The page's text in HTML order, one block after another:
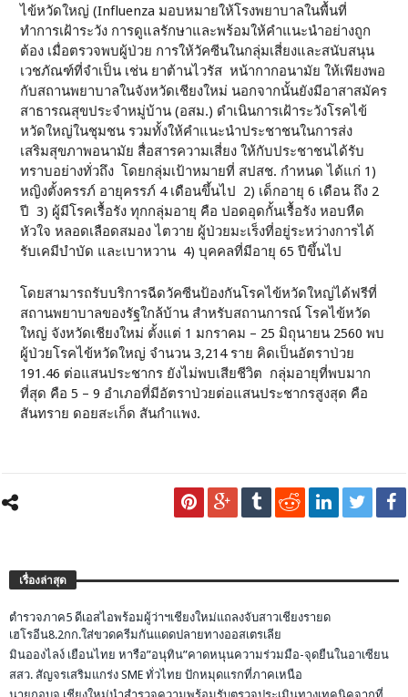
ไข้หวัดใหญ่ (Influenza มอบหมายให้โรงพยาบาลในพื้นที่
ทำการเฝ้าระวัง การดูแลรักษาและพร้อมให้คำแนะนำอย่างถูก
ต้อง เมื่อตรวจพบผู้ป่วย การให้วัคซีนในกลุ่มเสี่ยงและสนับสนุน
เวชภัณฑ์ที่จำเป็น เช่น ยาต้านไวรัส หน้ากากอนามัย ให้เพียงพอ
กับสถานพยาบาลในจังหวัดเชียงใหม่ นอกจากนั้นยังมีอาสาสมัคร
สาธารณสุขประจำหมู่บ้าน (อสม.) ดำเนินการเฝ้าระวังโรคไข้
หวัดใหญ่ในชุมชน รวมทั้งให้คำแนะนำประชาชนในการส่ง
เสริมสุขภาพอนามัย สื่อสารความเสี่ยง ให้กับประชาชนได้รับ
ทราบอย่างทั่วถึง โดยกลุ่มเป้าหมายที่ สปสช. กำหนด ได้แก่ 1)
หญิงตั้งครรภ์ อายุครรภ์ 4 เดือนขึ้นไป 2) เด็กอายุ 6 เดือน ถึง 2
ปี 3) ผู้มีโรคเรื้อรัง ทุกกลุ่มอายุ คือ ปอดอุดกั้นเรื้อรัง หอบหืด
หัวใจ หลอดเลือดสมอง ไตวาย ผู้ป่วยมะเร็งที่อยู่ระหว่างการได้
รับเคมีบำบัด และเบาหวาน 4) บุคคลที่มีอายุ 65 ปีขึ้นไป
โดยสามารถรับบริการฉีดวัคซีนป้องกันโรคไข้หวัดใหญ่ได้ฟรีที่
สถานพยาบาลของรัฐใกล้บ้าน สำหรับสถานการณ์ โรคไข้หวัด
ใหญ่ จังหวัดเชียงใหม่ ตั้งแต่ 1 มกราคม – 25 มิถุนายน 2560 พบ
ผู้ป่วยโรคไข้หวัดใหญ่ จำนวน 3,214 ราย คิดเป็นอัตราป่วย
191.46 ต่อแสนประชากร ยังไม่พบเสียชีวิต กลุ่มอายุที่พบมาก
ที่สุด คือ 5 – 9 อำเภอที่มีอัตราป่วยต่อแสนประชากรสูงสุด คือ
สันทราย ดอยสะเก็ด สันกำแพง.
เรื่องล่าสุด
ตำรวจภาค5 ดีเอสไอพร้อมผู้ว่าฯเชียงใหม่แถลงจับสาวเชียงรายด
เฮโรอีน8.2กก.ใส่ขวดครีมกันแดดปลายทางออสเตรเลีย
มินอองไลง์ เยือนไทย หารือ”อนุทิน”คาดหนุนความร่วมมือ-จุดยืนในอาเซียน
สสว. สัญจรเสริมแกร่ง SME ทั่วไทย ปักหมุดแรกที่ภาคเหนือ